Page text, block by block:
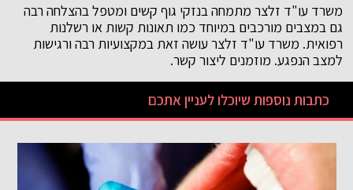
משרד עו"ד זלצר מתמחה בנזקי גוף קשים ומטפל בהצלחה רבה
גם במצבים מורכבים במיוחד כמו תאונות קשות או רשלנות
רפואית. משרד עו"ד זלצר עושה זאת במקצועיות רבה ורגישות
למצב הנפגע. מוזמנים ליצור קשר.
כתבות נוספות שיוכלו לעניין אתכם